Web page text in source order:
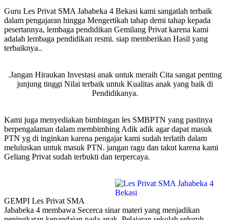
Guru Les Privat SMA Jababeka 4 Bekasi kami sangatlah terbaik
dalam pengajaran hingga Mengertikah tahap demi tahap kepada
pesertannya, lembaga pendidikan Gemilang Privat karena kami
adalah lembaga pendidikan resmi. siap memberikan Hasil yang
terbaiknya..
.Jangan Hiraukan Investasi anak untuk meraih Cita sangat penting
junjung tinggi Nilai terbaik untuk Kualitas anak yang baik di
Pendidikanya.
Kami juga menyediakan bimbingan les SMBPTN yang pastinya
berpengalaman dalam membimbing Adik adik agar dapat masuk
PTN yg di inginkan karena pengajar kami sudah terlatih dalam
meluluskan untuk masuk PTN. jangan ragu dan takut karena kami
Geliang Privat sudah terbukti dan terpercaya.
GEMPI Les Privat SMA
Jababeka 4 membawa Secerca sinar materi yang menjadikan